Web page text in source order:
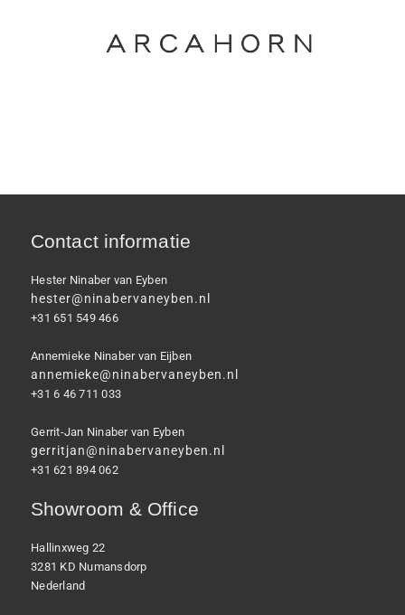
Contact informatie
Hester Ninaber van Eyben
hester@ninabervaneyben.nl
+31 651 549 466
Annemieke Ninaber van Eijben
annemieke@ninabervaneyben.nl
+31 6 46 711 033
Gerrit-Jan Ninaber van Eyben
gerritjan@ninabervaneyben.nl
+31 621 894 062
Showroom & Office
Hallinxweg 22
3281 KD Numansdorp
Nederland